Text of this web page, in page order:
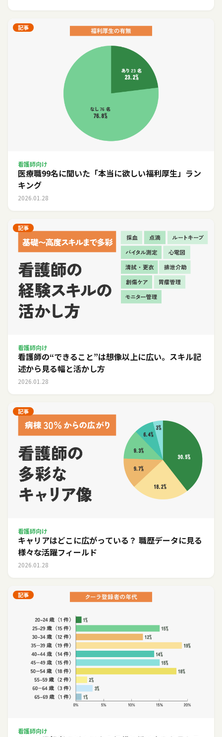
記事
看護師向け
医療職99名に聞いた「本当に欲しい福利厚生」ラン
キング
2026.01.28
記事
看護師向け
看護師の“できること”は想像以上に広い。スキル記
述から見る幅と活かし方
2026.01.28
記事
看護師向け
キャリアはどこに広がっている？ 職歴データに見る
様々な活躍フィールド
2026.01.28
記事
看護師向け